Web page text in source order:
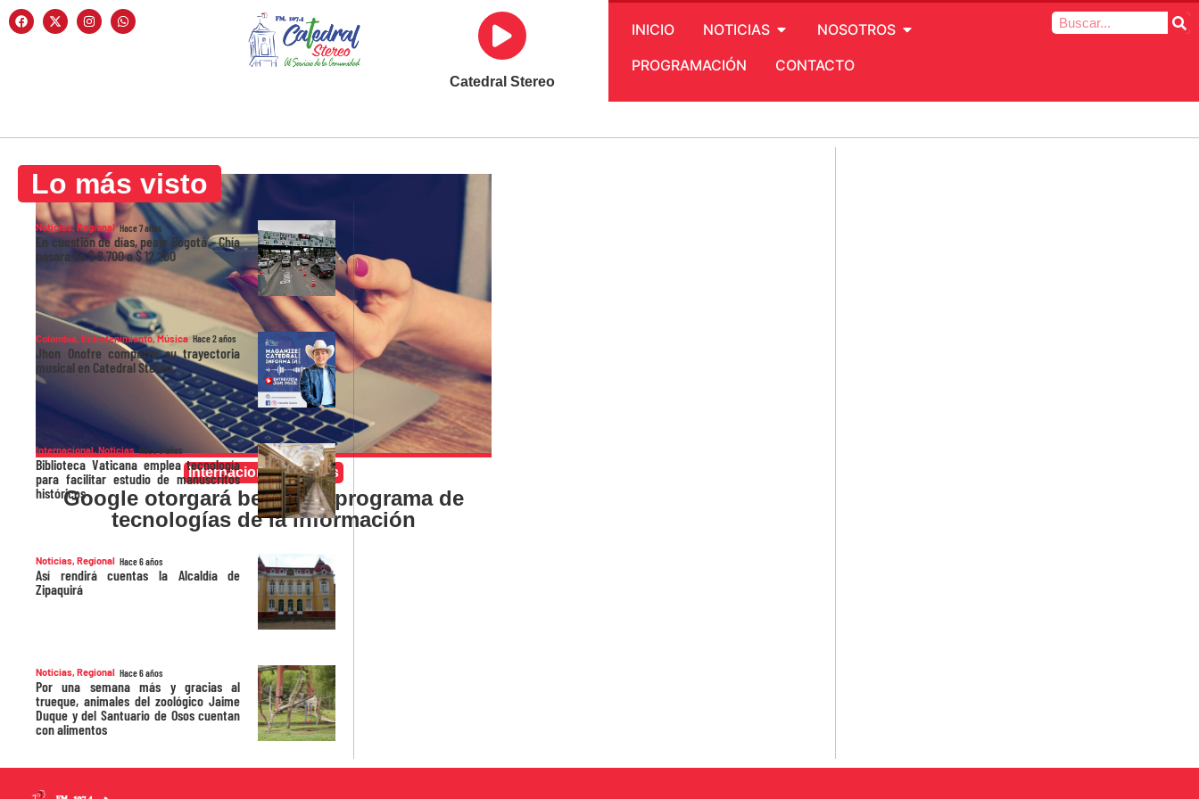
Catedral Stereo
INICIO NOTICIAS
NOSOTROS
PROGRAMACIÓN
CONTACTO
Internacional,Noticias
Google otorgará becas en programa de
tecnologías de la información
Lo más visto
Noticias, Regional Hace 7 años
En cuestión de días, peaje Bogotá – Chía
pasará de $ 8.700 a $ 12.200
Colombia, Entretenimiento,Música Hace 2 años
Jhon Onofre comparte su trayectoria
musical en Catedral Stereo
Internacional Noticias Hace 6 años
Biblioteca Vaticana emplea tecnología
para facilitar estudio de manuscritos
históricos
Noticias,Regional Hace 6 años
Así rendirá cuentas la Alcaldía de
Zipaquirá
Noticias,Regional Hace 6 años
Por una semana más y gracias al
trueque, animales del zoológico Jaime
Duque y del Santuario de Osos cuentan
con alimentos